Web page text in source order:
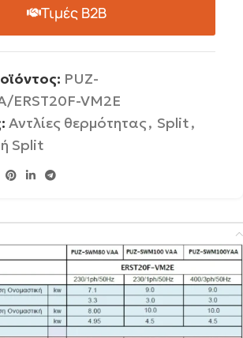
Τιμές B2B
PUZ-
ERST20F-VM2E
Αντλίες θερμότητας, Split,
Split